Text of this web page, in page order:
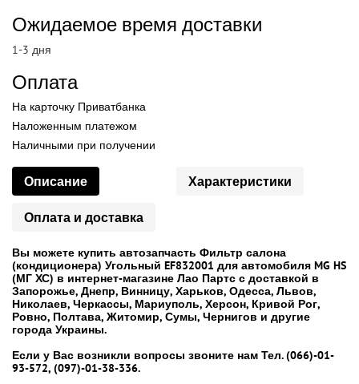
Ожидаемое время доставки
1-3 дня
Оплата
На карточку Приватбанка
Наложенным платежом
Наличными при получении
Описание Характеристики
Оплата и доставка
Вы можете купить автозапчасть Фильтр салона
(кондиционера) Угольный EF832001 для автомобиля MG HS
(МГ ХС) в интернет-магазине Лао Партс с доставкой в
Запорожье, Днепр, Винницу, Харьков, Одесса, Львов,
Николаев, Черкассы, Мариуполь, Херсон, Кривой Рог,
Ровно, Полтава, Житомир, Сумы, Чернигов и другие
города Украины.
Если у Вас возникли вопросы звоните нам Тел. (066)-01-
93-572, (097)-01-38-336.